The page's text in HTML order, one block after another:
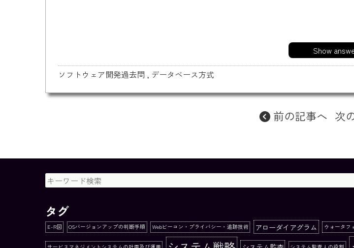
Show
ソフトウェア開発過去問 , データベース方式
前の記事へ 次
タグ
E-R図 OSバージョンアップの判断手順 Webビーコン・プライバシー・追跡技術 アローダイアグラム ウォータフ
サービスマネジメントシステムの計画及び運用 システム監査人の役割